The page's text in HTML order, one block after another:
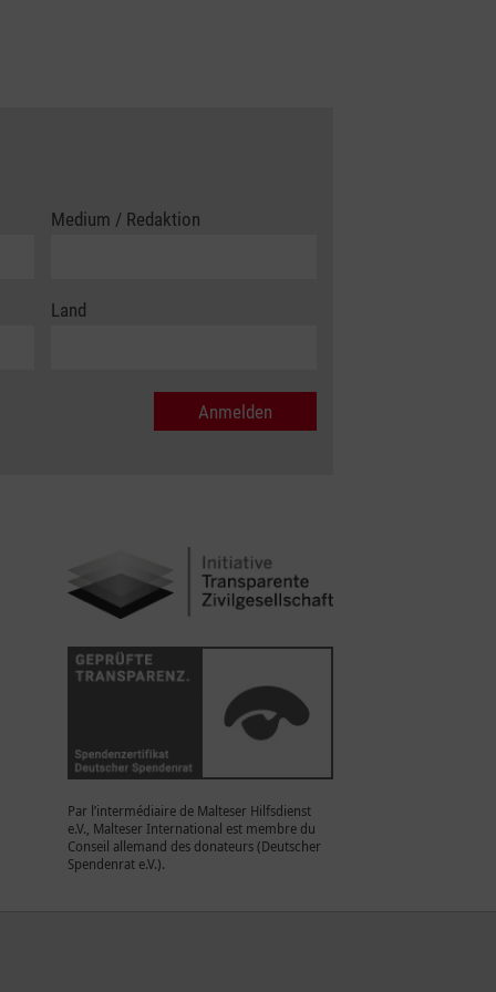
Medium / Redaktion
Land
Par l’intermédiaire de Malteser Hilfsdienst
e.V., Malteser International est membre du
Conseil allemand des donateurs (Deutscher
Spendenrat e.V.).